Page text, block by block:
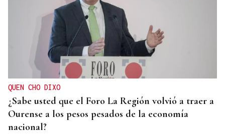
QUEN CHO DIXO
¿Sabe usted que el Foro La Región volvió a traer a
Ourense a los pesos pesados de la economía
nacional?